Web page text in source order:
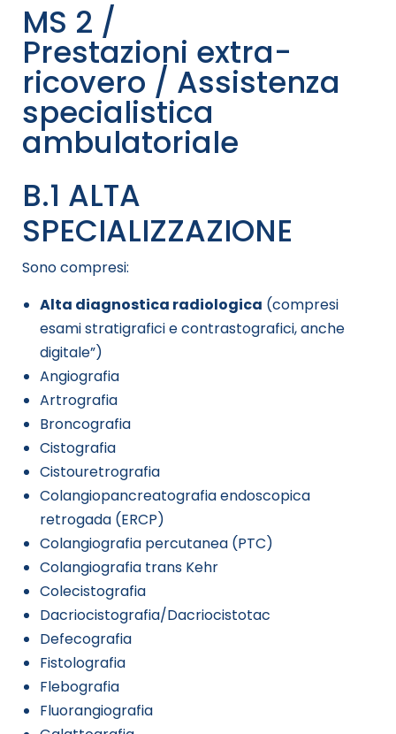
MS 2 /
Prestazioni extra-
ricovero / Assistenza
specialistica
ambulatoriale
B.1 ALTA
SPECIALIZZAZIONE
Sono compresi:
Alta diagnostica radiologica (compresi
esami stratigrafici e contrastografici, anche
digitale”)
Angiografia
Artrografia
Broncografia
Cistografia
Cistouretrografia
Colangiopancreatografia endoscopica
retrogada (ERCP)
Colangiografia percutanea (PTC)
Colangiografia trans Kehr
Colecistografia
Dacriocistografia/Dacriocistotac
Defecografia
Fistolografia
Flebografia
Fluorangiografia